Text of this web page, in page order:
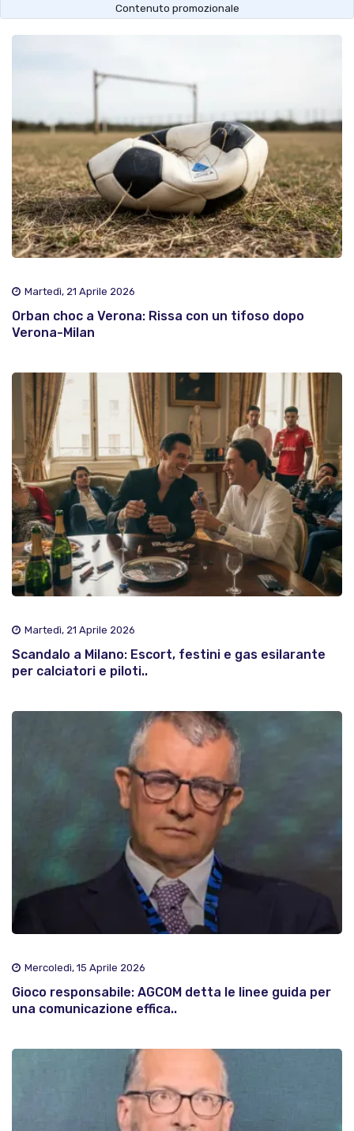
Contenuto promozionale
Martedì, 21 Aprile 2026
Orban choc a Verona: Rissa con un tifoso dopo
Verona-Milan
Martedì, 21 Aprile 2026
Scandalo a Milano: Escort, festini e gas esilarante
per calciatori e piloti..
Mercoledì, 15 Aprile 2026
Gioco responsabile: AGCOM detta le linee guida per
una comunicazione effica..